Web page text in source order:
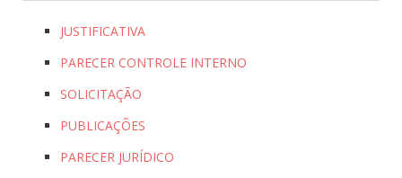
JUSTIFICATIVA
PARECER CONTROLE INTERNO
SOLICITAÇÃO
PUBLICAÇÕES
PARECER JURÍDICO